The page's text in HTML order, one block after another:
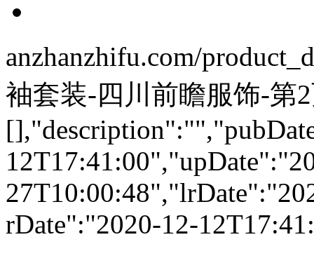
anzhanzhifu.com/
袖套装-四川前瞻服饰-第
rDate":"2020-12-